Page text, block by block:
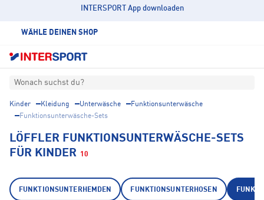
INTERSPORT App downloaden
WÄHLE DEINEN SHOP
Wonach suchst du?
Kinder Kleidung Unterwäsche
Funktionsunterwäsche
Funktionsunterwäsche-Sets
LÖFFLER FUNKTIONSUNTERWÄSCHE-SETS
FÜR KINDER 10
FUNKTIONSUNTERHEMDEN FUNKTIONSUNTERHOSEN